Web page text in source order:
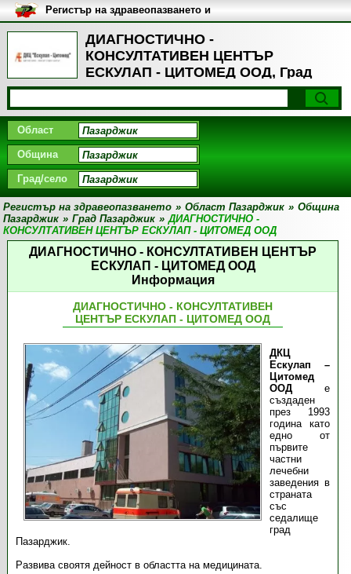
ДИАГНОСТИЧНО -
КОНСУЛТАТИВЕН ЦЕНТЪР
ЕСКУЛАП - ЦИТОМЕД ООД, Град
Пазарджик
Регистър на здравеопазването и
медицинските заведения в
България
Област
Община
Град/село
Регистър на здравеопазването » Област Пазарджик » Община
Пазарджик » Град Пазарджик » ДИАГНОСТИЧНО -
КОНСУЛТАТИВЕН ЦЕНТЪР ЕСКУЛАП - ЦИТОМЕД ООД
ДИАГНОСТИЧНО - КОНСУЛТАТИВЕН ЦЕНТЪР
ЕСКУЛАП - ЦИТОМЕД ООД
Информация
ДИАГНОСТИЧНО - КОНСУЛТАТИВЕН
ЦЕНТЪР ЕСКУЛАП - ЦИТОМЕД ООД
ДКЦ
Ескулап –
Цитомед
ООДе
създаден
през 1993
година като
едно от
първите
частни
лечебни
заведения в
страната
със
седалище
град
Пазарджик.
Развива своятя дейност в областта на медицината.